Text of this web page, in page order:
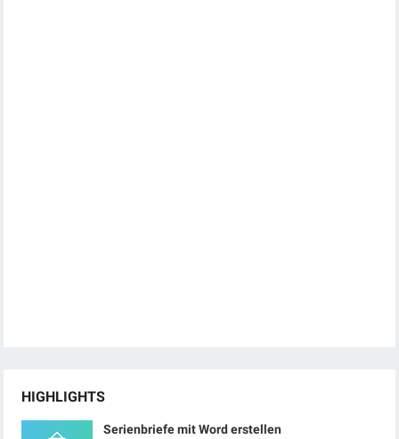
HIGHLIGHTS
Serienbriefe mit Word erstellen